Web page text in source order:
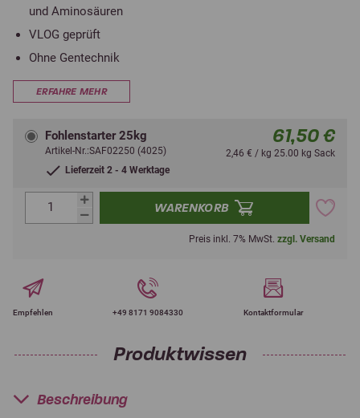
und Aminosäuren
VLOG geprüft
Ohne Gentechnik
ERFAHRE MEHR
Fohlenstarter 25kg
Artikel-Nr.:SAF02250 (4025)
Lieferzeit 2 - 4 Werktage
61,50 €
2,46 € / kg 25.00 kg Sack
WARENKORB
Preis inkl. 7% MwSt. zzgl. Versand
Empfehlen +49 8171 9084330 Kontaktformular
Produktwissen
Beschreibung